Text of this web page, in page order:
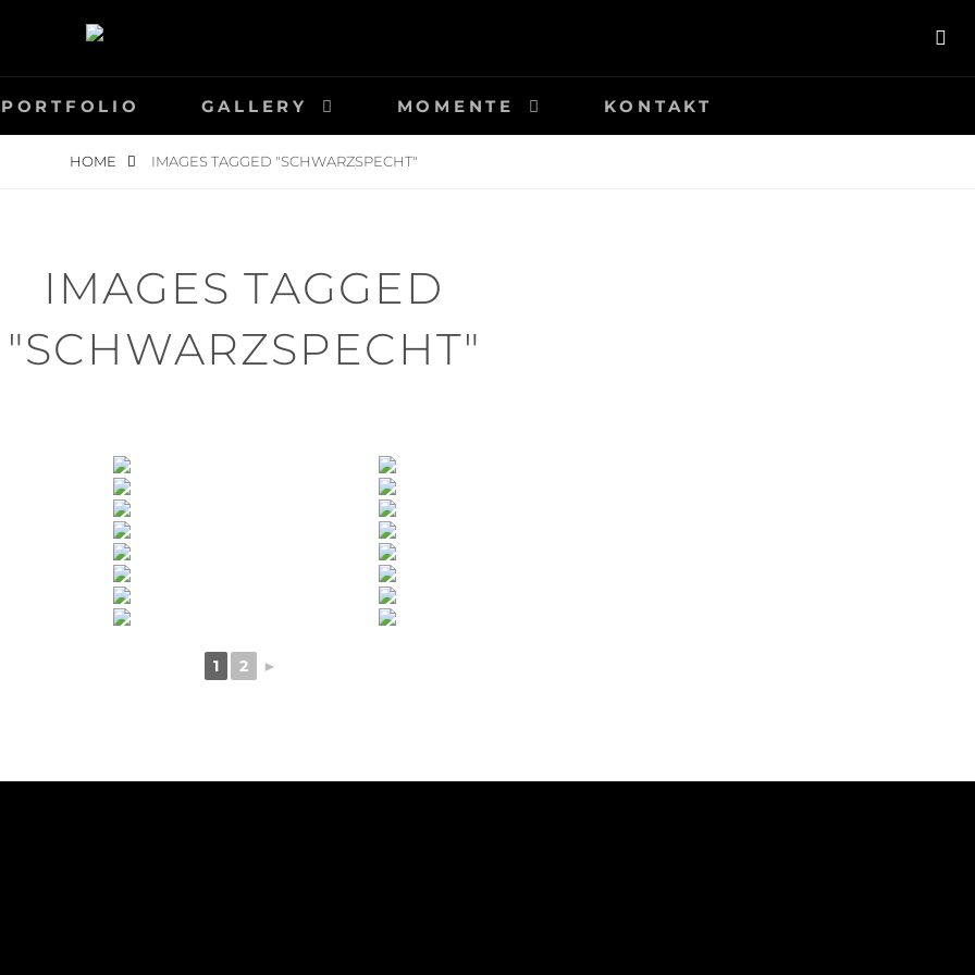
STEGER.CH
PORTFOLIO GALLERY MOMENTE KONTAKT
HOME IMAGES TAGGED "SCHWARZSPECHT"
IMAGES TAGGED
"SCHWARZSPECHT"
1 2 ►